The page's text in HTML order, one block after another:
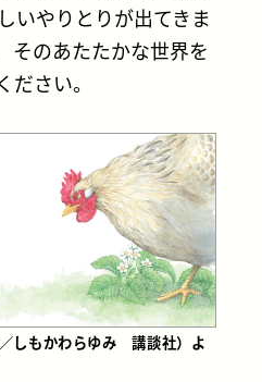
いやりとりが出てきま
そのあたたかな世界を
ださい。
しもかわらゆみ 講談社）よ